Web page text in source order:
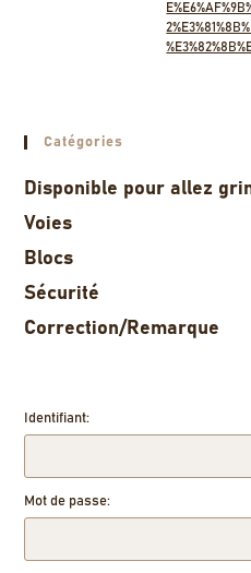
Catégories
Disponible pour allez
Voies
Blocs
Sécurité
Correction/Remarque
Identifiant:
Mot de passe: